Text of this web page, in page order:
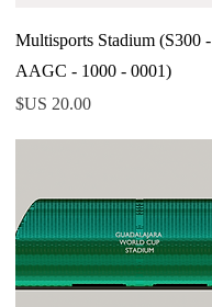
العرض السريع
Multisports Stadium (S300 -
AAGC - 1000 - 0001)
السعر‏20.00 US$